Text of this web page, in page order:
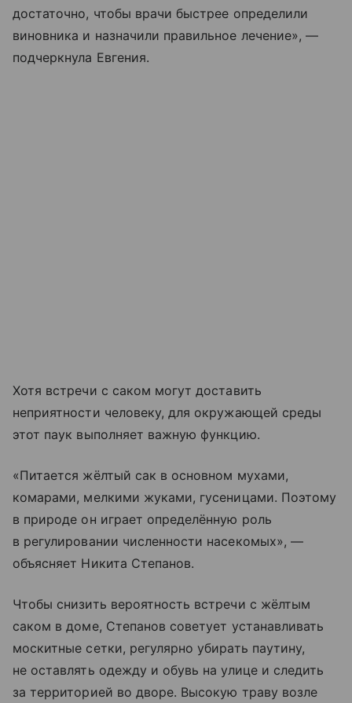
достаточно, чтобы врачи быстрее определили
виновника и назначили правильное лечение», —
подчеркнула Евгения.
Хотя встречи с саком могут доставить
неприятности человеку, для окружающей среды
этот паук выполняет важную функцию.
«Питается жёлтый сак в основном мухами,
комарами, мелкими жуками, гусеницами. Поэтому
в природе он играет определённую роль
в регулировании численности насекомых», —
объясняет Никита Степанов.
Чтобы снизить вероятность встречи с жёлтым
саком в доме, Степанов советует устанавливать
москитные сетки, регулярно убирать паутину,
не оставлять одежду и обувь на улице и следить
за территорией во дворе. Высокую траву возле